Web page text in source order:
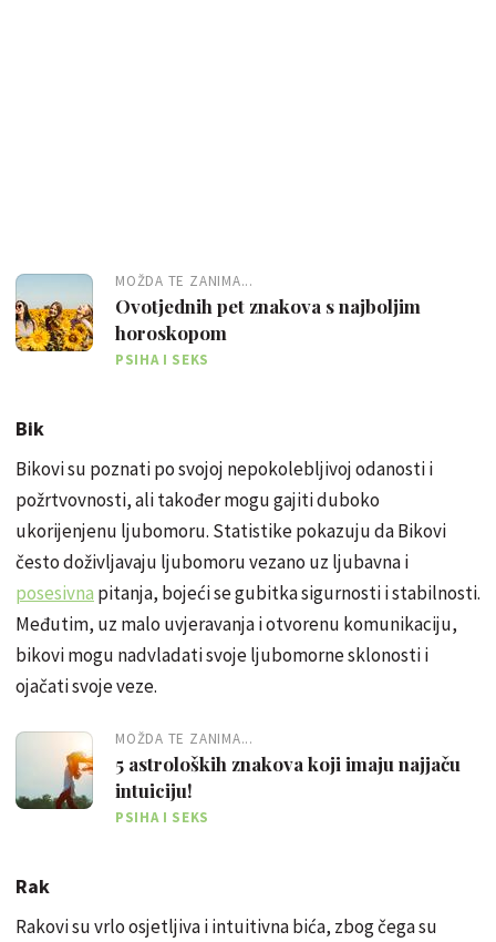
MOŽDA TE ZANIMA...
Ovotjednih pet znakova s najboljim
horoskopom
PSIHA I SEKS
Bik
Bikovi su poznati po svojoj nepokolebljivoj odanosti i
požrtvovnosti, ali također mogu gajiti duboko
ukorijenjenu ljubomoru. Statistike pokazuju da Bikovi
često doživljavaju ljubomoru vezano uz ljubavna i
posesivna pitanja, bojeći se gubitka sigurnosti i stabilnosti.
Međutim, uz malo uvjeravanja i otvorenu komunikaciju,
bikovi mogu nadvladati svoje ljubomorne sklonosti i
ojačati svoje veze.
MOŽDA TE ZANIMA...
5 astroloških znakova koji imaju najjaču
intuiciju!
PSIHA I SEKS
Rak
Rakovi su vrlo osjetljiva i intuitivna bića, zbog čega su